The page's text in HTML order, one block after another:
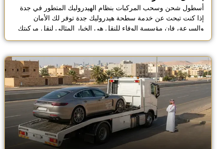
أسطول شحن وسحب المركبات بنظام الهيدروليك المتطور في جدة
إذا كنت تبحث عن خدمة سطحة هيدروليك جدة توفر لك الأمان
والسرعة، فإن مؤسسة الوفاء للنقل هي الخيار المثالي لنقل مركبتك
بكل احترافية، نحن نمتلك أسطول حديث من السطحات الهيدروليكية
تحميل السيارات الرياضية والفارهة دون تعرض […]